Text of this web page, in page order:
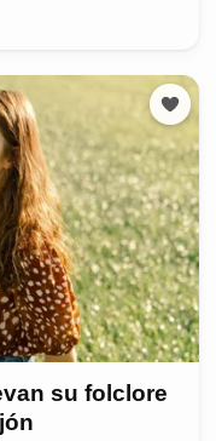
su folclore